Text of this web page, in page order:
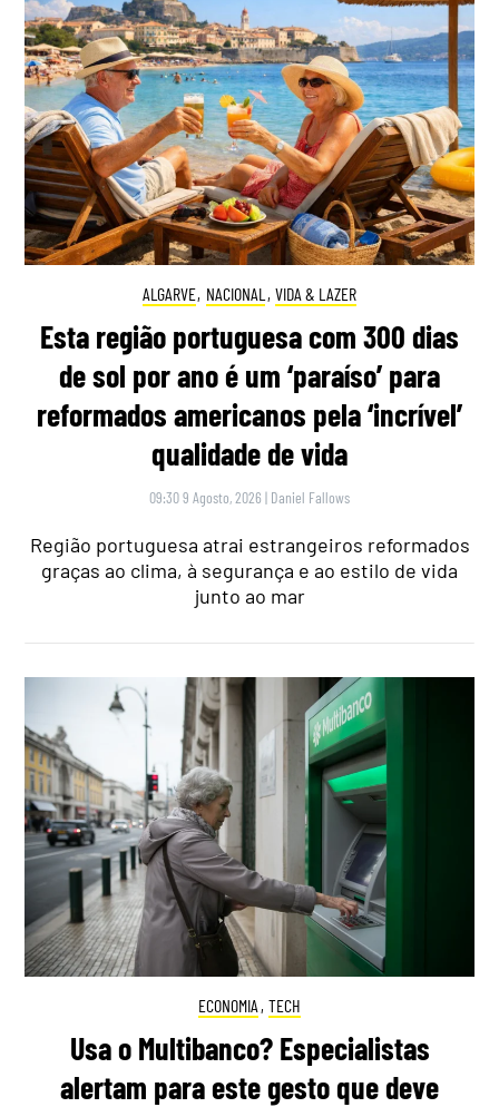
ALGARVE, NACIONAL , VIDA & LAZER
Esta região portuguesa com 300 dias
de sol por ano é um ‘paraíso’ para
reformados americanos pela ‘incrível’
qualidade de vida
09:30 9 Agosto, 2026 | Daniel Fallows
Região portuguesa atrai estrangeiros reformados
graças ao clima, à segurança e ao estilo de vida
junto ao mar
ECONOMIA , TECH
Usa o Multibanco? Especialistas
alertam para este gesto que deve